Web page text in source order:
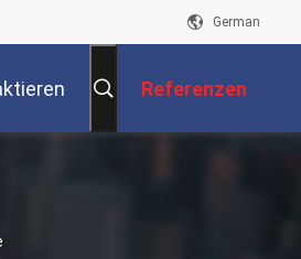
German
Referenzen